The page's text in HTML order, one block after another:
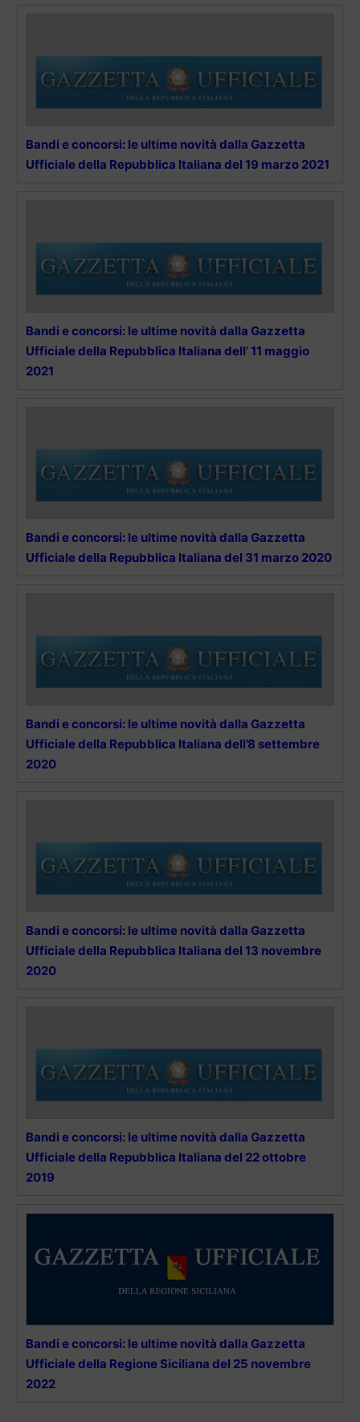
Bandi e concorsi: le ultime novità dalla Gazzetta
Ufficiale della Repubblica Italiana del 19 marzo 2021
Bandi e concorsi: le ultime novità dalla Gazzetta
Ufficiale della Repubblica Italiana dell’ 11 maggio
2021
Bandi e concorsi: le ultime novità dalla Gazzetta
Ufficiale della Repubblica Italiana del 31 marzo 2020
Bandi e concorsi: le ultime novità dalla Gazzetta
Ufficiale della Repubblica Italiana dell’8 settembre
2020
Bandi e concorsi: le ultime novità dalla Gazzetta
Ufficiale della Repubblica Italiana del 13 novembre
2020
Bandi e concorsi: le ultime novità dalla Gazzetta
Ufficiale della Repubblica Italiana del 22 ottobre
2019
Bandi e concorsi: le ultime novità dalla Gazzetta
Ufficiale della Regione Siciliana del 25 novembre
2022